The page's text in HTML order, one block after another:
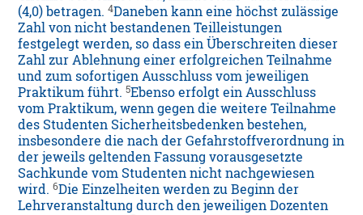
(4,0) betragen.4Daneben kann eine höchst zulässige
Zahl von nicht bestandenen Teilleistungen
festgelegt werden, so dass ein Überschreiten dieser
Zahl zur Ablehnung einer erfolgreichen Teilnahme
und zum sofortigen Ausschluss vom jeweiligen
Praktikum führt.5Ebenso erfolgt ein Ausschluss
vom Praktikum, wenn gegen die weitere Teilnahme
des Studenten Sicherheitsbedenken bestehen,
insbesondere die nach der Gefahrstoffverordnung in
der jeweils geltenden Fassung vorausgesetzte
Sachkunde vom Studenten nicht nachgewiesen
wird.6Die Einzelheiten werden zu Beginn der
Lehrveranstaltung durch den jeweiligen Dozenten